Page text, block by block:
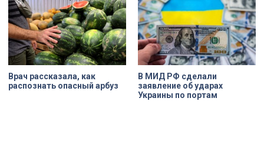
Врач рассказала, как
распознать опасный арбуз
В МИД РФ сделали
заявление об ударах
Украины по портам